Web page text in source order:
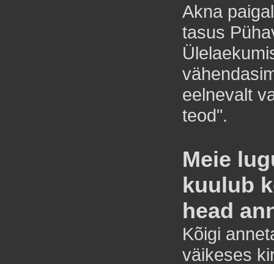
Akna
tasus
eelnevalt
teod".
Meie
kuulub
head
Kõigi
väikeses